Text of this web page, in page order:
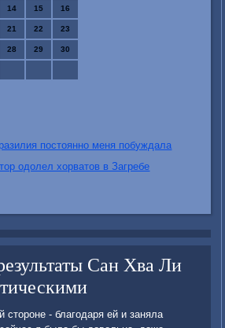
14 15 16
21 22 23
28 29 30
постоянно меня побуждала
одолел хорватов в Загребе
Сан Хва Ли
- благодаря ей и заняла